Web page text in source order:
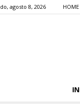
agosto 8, 2026 HOME